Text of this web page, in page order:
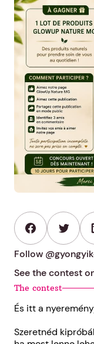
Follow
See the contest
The contest
És itt a
Szeretnéd